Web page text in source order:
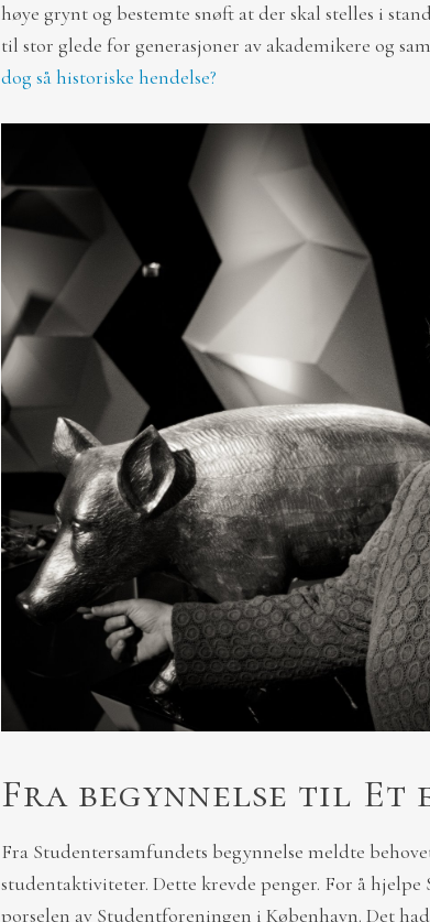
høye grynt og bestemte snøft at der skal stelles i
til stor glede for generasjoner av akademikere og
dog så historiske hendelse?
Fra begynnelse til Et
Fra Studentersamfundets begynnelse meldte
studentaktiviteter. Dette krevde penger. For å
porselen av Studentforeningen i København. Det